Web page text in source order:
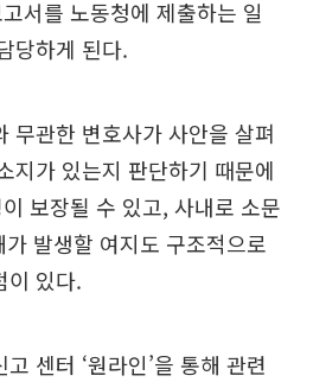
서를 노동청에 제출하는 일
당하게 된다.
무관한 변호사가 사안을 살펴
지가 있는지 판단하기 때문에
보장될 수 있고, 사내로 소문
발생할 여지도 구조적으로
이 있다.
센터 ‘원라인’을 통해 관련